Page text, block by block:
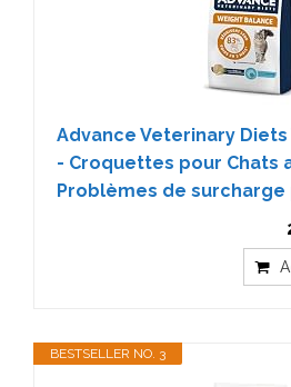
Advance Veterinary
- Croquettes pour Chats
Problèmes de surcharge
BESTSELLER NO. 3